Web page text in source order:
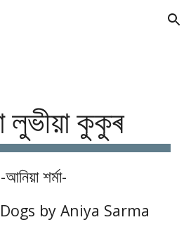
Skip to navigation
লুভীয়া কুকুৰ
-আনিয়া শর্মা-
by Aniya Sarma